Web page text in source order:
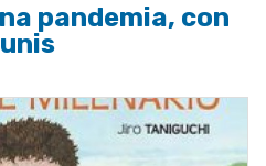
pandemia, con